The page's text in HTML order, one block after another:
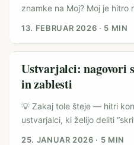
glasove. ...
znamke na Moj? Moj je hitro
poglobljene ocene izdelkov.
imaš prednost: drugačen
na tujem trgu in možnost,
prek honorarjev, affiliate
13. FEBRUAR 2026 · 5 MIN
Ustvarjalci: nagovori
in zablesti
💡 Zakaj tole šteje — hitri
ustvarjalci, ki želijo deliti
25. JANUAR 2026 · 5 MIN